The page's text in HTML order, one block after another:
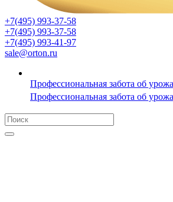
+7(495) 993-37-58
+7(495) 993-37-58
+7(495) 993-41-97
sale@orton.ru
Профессиональная забота об
Профессиональная забота об